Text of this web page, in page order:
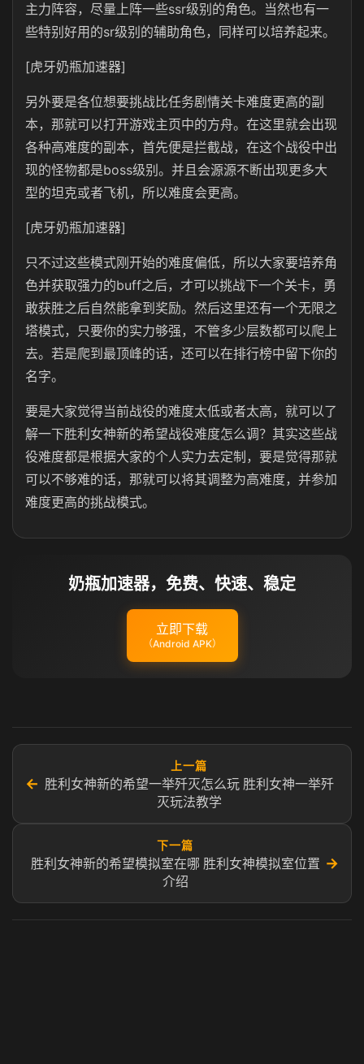
主力阵容，尽量上阵一些ssr级别的角色。当然也有一
些特别好用的sr级别的辅助角色，同样可以培养起来。
[虎牙奶瓶加速器]
另外要是各位想要挑战比任务剧情关卡难度更高的副
本，那就可以打开游戏主页中的方舟。在这里就会出现
各种高难度的副本，首先便是拦截战，在这个战役中出
现的怪物都是boss级别。并且会源源不断出现更多大
型的坦克或者飞机，所以难度会更高。
[虎牙奶瓶加速器]
只不过这些模式刚开始的难度偏低，所以大家要培养角
色并获取强力的buff之后，才可以挑战下一个关卡，勇
敢获胜之后自然能拿到奖励。然后这里还有一个无限之
塔模式，只要你的实力够强，不管多少层数都可以爬上
去。若是爬到最顶峰的话，还可以在排行榜中留下你的
名字。
要是大家觉得当前战役的难度太低或者太高，就可以了
解一下胜利女神新的希望战役难度怎么调？其实这些战
役难度都是根据大家的个人实力去定制，要是觉得那就
可以不够难的话，那就可以将其调整为高难度，并参加
难度更高的挑战模式。
奶瓶加速器，免费、快速、稳定
立即下载
（Android APK）
←
上一篇
胜利女神新的希望一举歼灭怎么玩 胜利女神一举歼
灭玩法教学
下一篇
胜利女神新的希望模拟室在哪 胜利女神模拟室位置
介绍
→